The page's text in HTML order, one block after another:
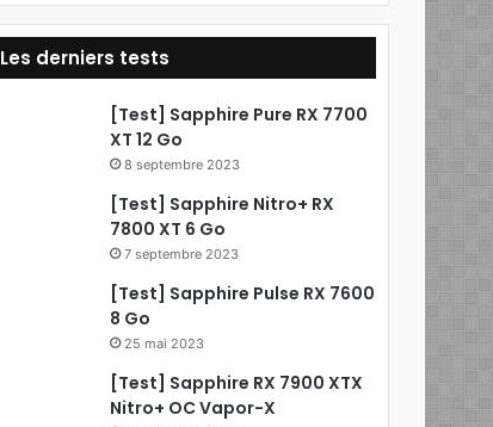
k
Les derniers tests
[Test] Sapphire Pure RX 7700
XT 12 Go
8 septembre 2023
[Test] Sapphire Nitro+ RX
7800 XT 6 Go
7 septembre 2023
[Test] Sapphire Pulse RX 7600
8 Go
25 mai 2023
[Test] Sapphire RX 7900 XTX
Nitro+ OC Vapor-X